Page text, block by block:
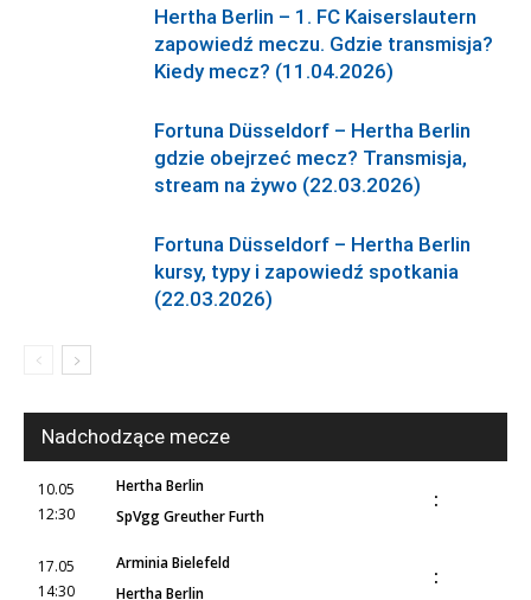
Hertha Berlin – 1. FC Kaiserslautern
zapowiedź meczu. Gdzie transmisja?
Kiedy mecz? (11.04.2026)
Fortuna Düsseldorf – Hertha Berlin
gdzie obejrzeć mecz? Transmisja,
stream na żywo (22.03.2026)
Fortuna Düsseldorf – Hertha Berlin
kursy, typy i zapowiedź spotkania
(22.03.2026)
Nadchodzące mecze
10.05
12:30
Hertha Berlin
SpVgg Greuther Furth
:
17.05
14:30
Arminia Bielefeld
Hertha Berlin
: